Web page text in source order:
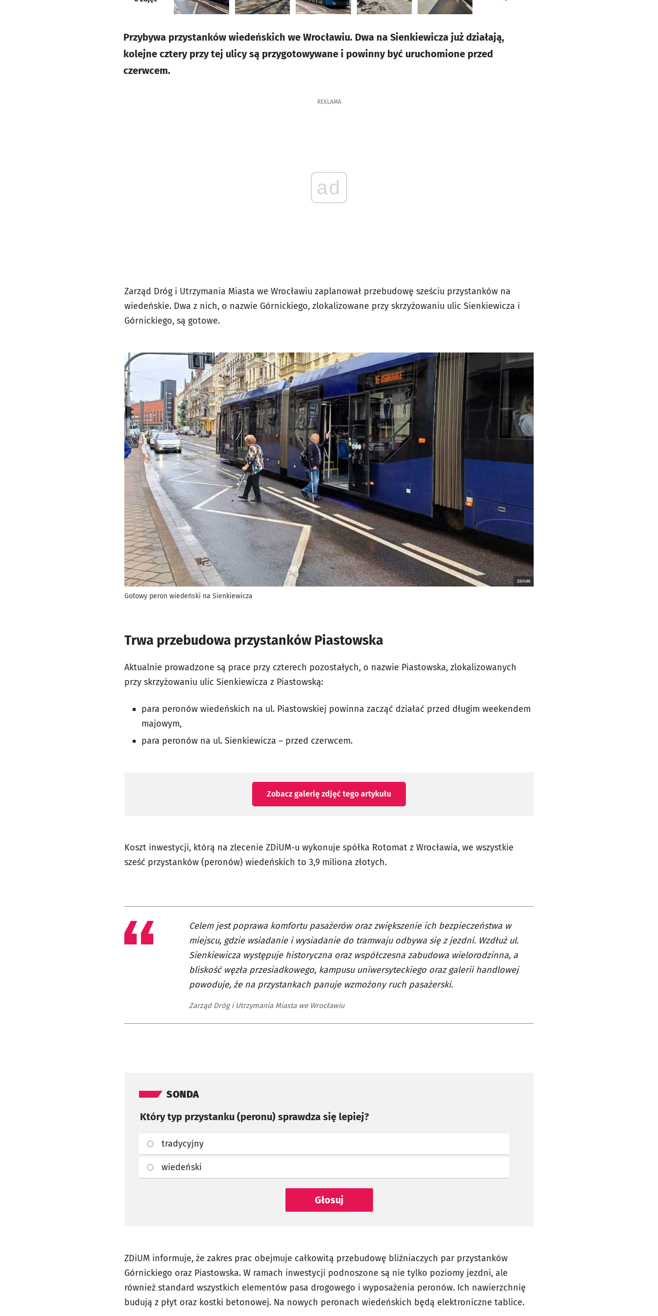
Przybywa przystanków wiedeńskich we Wrocławiu. Dwa na Sienkiewicza już działają,
kolejne cztery przy tej ulicy są przygotowywane i powinny być uruchomione przed
czerwcem.
REKLAMA
ad
Zarząd Dróg i Utrzymania Miasta we Wrocławiu zaplanował przebudowę sześciu przystanków na
wiedeńskie. Dwa z nich, o nazwie Górnickiego, zlokalizowane przy skrzyżowaniu ulic Sienkiewicza i
Górnickiego, są gotowe.
ZDiUM
Gotowy peron wiedeński na Sienkiewicza
Trwa przebudowa przystanków Piastowska
Aktualnie prowadzone są prace przy czterech pozostałych, o nazwie Piastowska, zlokalizowanych
przy skrzyżowaniu ulic Sienkiewicza z Piastowską:
para peronów wiedeńskich na ul. Piastowskiej powinna zacząć działać przed długim weekendem
majowym,
para peronów na ul. Sienkiewicza – przed czerwcem.
Zobacz galerię zdjęć tego artykułu
Koszt inwestycji, którą na zlecenie ZDiUM-u wykonuje spółka Rotomat z Wrocławia, we wszystkie
sześć przystanków (peronów) wiedeńskich to 3,9 miliona złotych.
Celem jest poprawa komfortu pasażerów oraz zwiększenie ich bezpieczeństwa w
miejscu, gdzie wsiadanie i wysiadanie do tramwaju odbywa się z jezdni. Wzdłuż ul.
Sienkiewicza występuje historyczna oraz współczesna zabudowa wielorodzinna, a
bliskość węzła przesiadkowego, kampusu uniwersyteckiego oraz galerii handlowej
powoduje, że na przystankach panuje wzmożony ruch pasażerski.
Zarząd Dróg i Utrzymania Miasta we Wrocławiu
SONDA
Który typ przystanku (peronu) sprawdza się lepiej?
tradycyjny
wiedeński
Głosuj
ZDiUM informuje, że zakres prac obejmuje całkowitą przebudowę bliźniaczych par przystanków
Górnickiego oraz Piastowska. W ramach inwestycji podnoszone są nie tylko poziomy jezdni, ale
również standard wszystkich elementów pasa drogowego i wyposażenia peronów. Ich nawierzchnię
budują z płyt oraz kostki betonowej. Na nowych peronach wiedeńskich będą elektroniczne tablice.